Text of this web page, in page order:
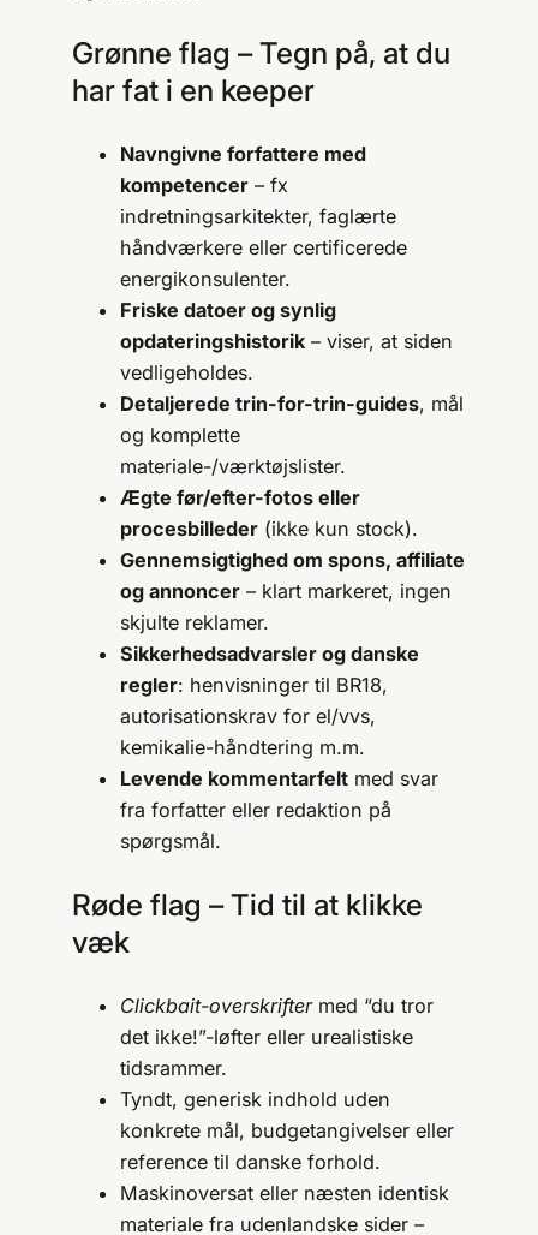
Grønne flag – Tegn på, at du
har fat i en keeper
Navngivne forfattere med
kompetencer – fx
indretningsarkitekter, faglærte
håndværkere eller certificerede
energikonsulenter.
Friske datoer og synlig
opdateringshistorik – viser, at siden
vedligeholdes.
Detaljerede trin-for-trin-guides, mål
og komplette
materiale-/værktøjslister.
Ægte før/efter-fotos eller
procesbilleder (ikke kun stock).
Gennemsigtighed om spons, affiliate
og annoncer – klart markeret, ingen
skjulte reklamer.
Sikkerhedsadvarsler og danske
regler: henvisninger til BR18,
autorisationskrav for el/vvs,
kemikalie-håndtering m.m.
Levende kommentarfelt med svar
fra forfatter eller redaktion på
spørgsmål.
Røde flag – Tid til at klikke
væk
Clickbait-overskriftermed “du tror
det ikke!”-løfter eller urealistiske
tidsrammer.
Tyndt, generisk indhold uden
konkrete mål, budgetangivelser eller
reference til danske forhold.
Maskinoversat eller næsten identisk
materiale fra udenlandske sider –